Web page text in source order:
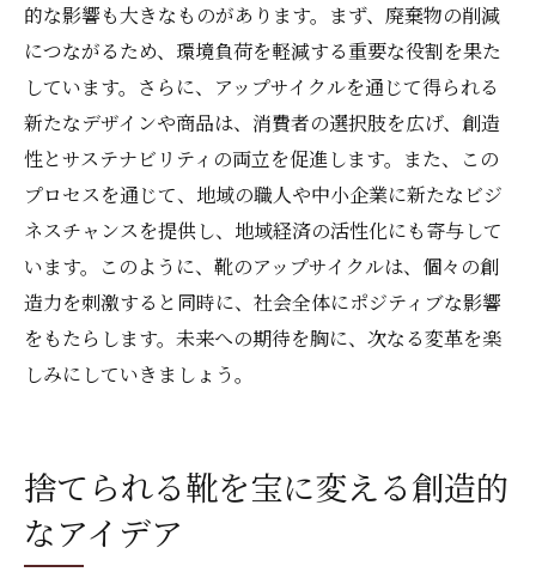
的な影響も大きなものがあります。まず、廃棄物の削減
につながるため、環境負荷を軽減する重要な役割を果た
しています。さらに、アップサイクルを通じて得られる
新たなデザインや商品は、消費者の選択肢を広げ、創造
性とサステナビリティの両立を促進します。また、この
プロセスを通じて、地域の職人や中小企業に新たなビジ
ネスチャンスを提供し、地域経済の活性化にも寄与して
います。このように、靴のアップサイクルは、個々の創
造力を刺激すると同時に、社会全体にポジティブな影響
をもたらします。未来への期待を胸に、次なる変革を楽
しみにしていきましょう。
捨てられる靴を宝に変える創造的
なアイデア